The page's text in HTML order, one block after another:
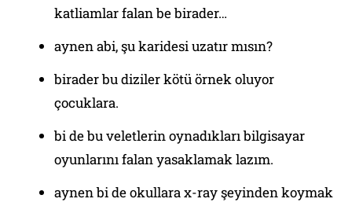
katliamlar falan be birader…
aynen abi, şu karidesi uzatır mısın?
birader bu diziler kötü örnek oluyor
çocuklara.
bi de bu veletlerin oynadıkları bilgisayar
oyunlarını falan yasaklamak lazım.
aynen bi de okullara x-ray şeyinden koymak